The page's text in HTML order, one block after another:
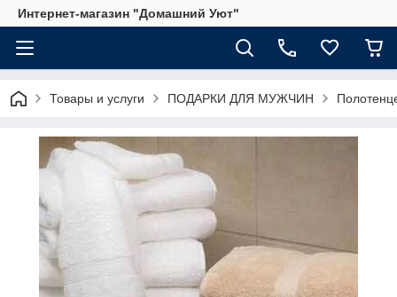
Интернет-магазин "Домашний Уют"
Товары и услуги ПОДАРКИ ДЛЯ МУЖЧИН